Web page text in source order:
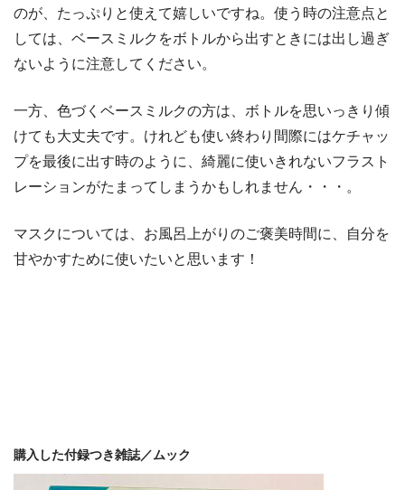
のが、たっぷりと使えて嬉しいですね。使う時の注意点と
しては、ベースミルクをボトルから出すときには出し過ぎ
ないように注意してください。
一方、色づくベースミルクの方は、ボトルを思いっきり傾
けても大丈夫です。けれども使い終わり間際にはケチャッ
プを最後に出す時のように、綺麗に使いきれないフラスト
レーションがたまってしまうかもしれません・・・。
マスクについては、お風呂上がりのご褒美時間に、自分を
甘やかすために使いたいと思います！
購入した付録つき雑誌／ムック